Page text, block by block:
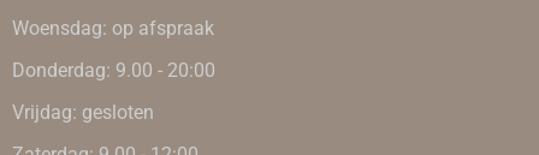
Woensdag: op afspraak
Donderdag: 9.00 - 20:00
Vrijdag: gesloten